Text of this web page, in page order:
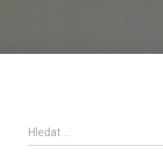
V
y
Hledat …